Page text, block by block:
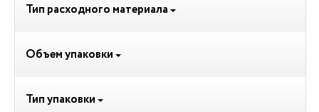
Тип расходного материала
Объем упаковки
Тип упаковки